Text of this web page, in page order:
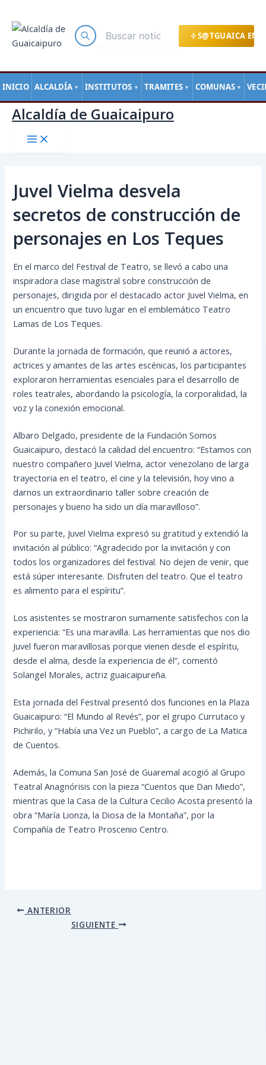
S@TGUAICA EN
INICIO ALCALDÍA ▼ INSTITUTOS ▼ TRAMITES ▼ COMUNAS ▼
contenido
Alcaldía de Guaicaipuro
Juvel Vielma desvela
secretos de construcción de
personajes en Los Teques
En el marco del Festival de Teatro, se llevó a cabo una
inspiradora clase magistral sobre construcción de
personajes, dirigida por el destacado actor Juvel Vielma, en
un encuentro que tuvo lugar en el emblemático Teatro
Lamas de Los Teques.
Durante la jornada de formación, que reunió a actores,
actrices y amantes de las artes escénicas, los participantes
exploraron herramientas esenciales para el desarrollo de
roles teatrales, abordando la psicología, la corporalidad, la
voz y la conexión emocional.
Albaro Delgado, presidente de la Fundación Somos
Guaicaipuro, destacó la calidad del encuentro: “Estamos con
nuestro compañero Juvel Vielma, actor venezolano de larga
trayectoria en el teatro, el cine y la televisión, hoy vino a
darnos un extraordinario taller sobre creación de
personajes y bueno ha sido un día maravilloso”.
Por su parte, Juvel Vielma expresó su gratitud y extendió la
invitación al público: “Agradecido por la invitación y con
todos los organizadores del festival. No dejen de venir, que
está súper interesante. Disfruten del teatro. Que el teatro
es alimento para el espíritu”.
Los asistentes se mostraron sumamente satisfechos con la
experiencia: “Es una maravilla. Las herramientas que nos dio
Juvel fueron maravillosas porque vienen desde el espíritu,
desde el alma, desde la experiencia de él”, comentó
Solangel Morales, actriz guaicaipureña.
Esta jornada del Festival presentó dos funciones en la Plaza
Guaicaipuro: “El Mundo al Revés”, por el grupo Currutaco y
Pichirilo, y “Había una Vez un Pueblo”, a cargo de La Matica
de Cuentos.
Además, la Comuna San José de Guaremal acogió al Grupo
Teatral Anagnórisis con la pieza “Cuentos que Dan Miedo”,
mientras que la Casa de la Cultura Cecilio Acosta presentó la
obra “María Lionza, la Diosa de la Montaña”, por la
Compañía de Teatro Proscenio Centro.
de
entradas
ANTERIOR
SIGUIENTE